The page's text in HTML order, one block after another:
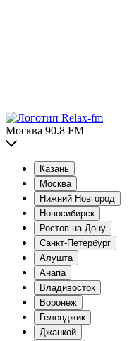
Москва 90.8 FM
Казань
Москва
Нижний Новгород
Новосибирск
Ростов-на-Дону
Санкт-Петербург
Алушта
Анапа
Владивосток
Воронеж
Геленджик
Джанкой